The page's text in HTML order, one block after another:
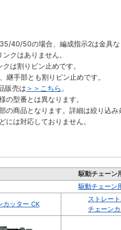
40/50の場合、編成指示2は金具
クはありません。
は割りピン止めです。
継手部とも割りピン止めです。
販売は ＞＞こちら 。
の型番とは異なります。
の商品となります。詳細は絞り込
には対応しておりません。
駆動チェーン
駆動チェーン
カッター CK
ストレー
チェーン